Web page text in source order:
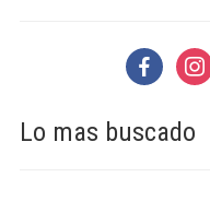
facebook
Lo mas buscado